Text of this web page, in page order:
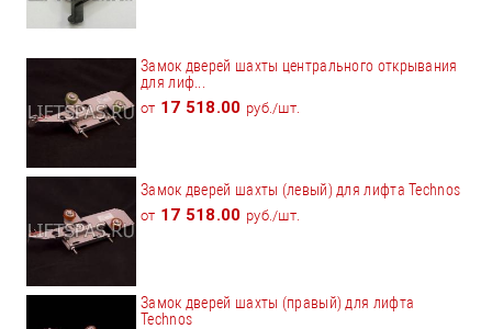
Замок дверей шахты центрального открывания
для лиф...
от 17 518.00 руб./шт.
Замок дверей шахты (левый) для лифта Technos
от 17 518.00 руб./шт.
Замок дверей шахты (правый) для лифта
Technos